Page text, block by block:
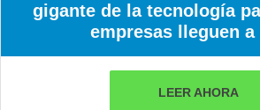
gigante de la tecnología
empresas lleguen a
LEER AHORA